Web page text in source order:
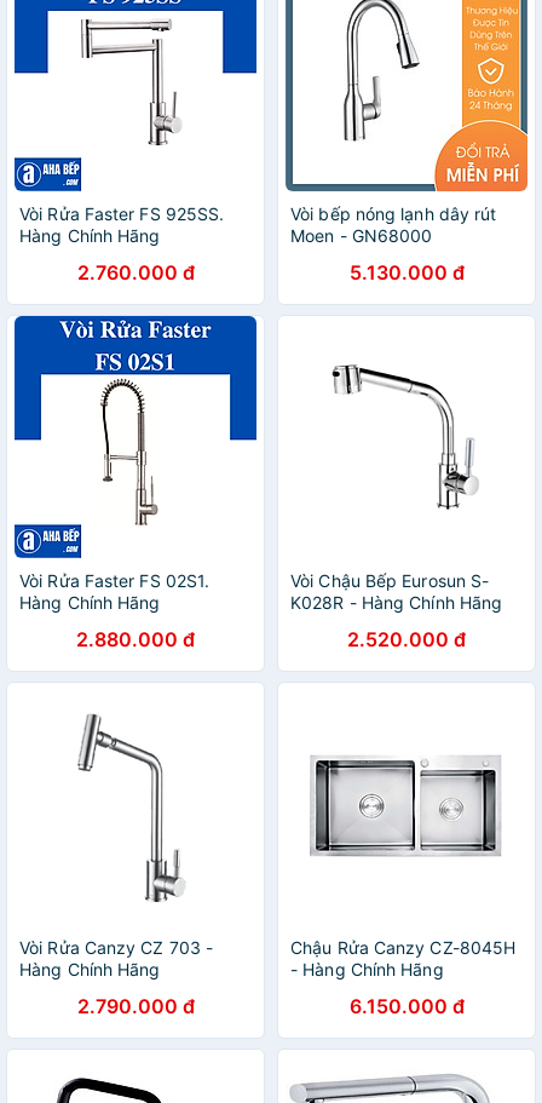
Vòi Rửa Faster FS 925SS.
Hàng Chính Hãng
2.760.000 đ
Vòi bếp nóng lạnh dây rút
Moen - GN68000
5.130.000 đ
Vòi Rửa Faster FS 02S1.
Hàng Chính Hãng
2.880.000 đ
Vòi Chậu Bếp Eurosun S-
K028R - Hàng Chính Hãng
2.520.000 đ
Vòi Rửa Canzy CZ 703 -
Hàng Chính Hãng
2.790.000 đ
Chậu Rửa Canzy CZ-8045H
- Hàng Chính Hãng
6.150.000 đ